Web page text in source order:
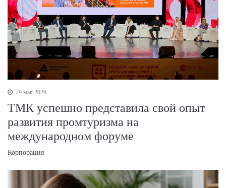
29 мая 2026
ТМК успешно представила свой опыт
развития промтуризма на
международном форуме
Корпорация